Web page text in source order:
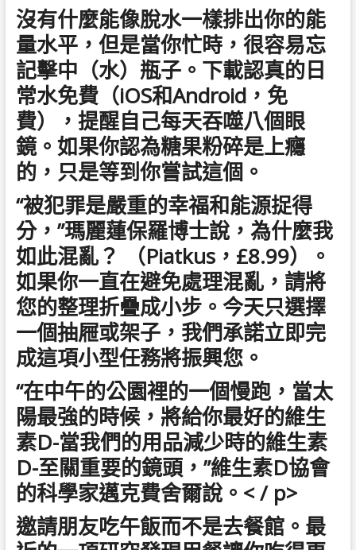
沒有什麼能像脫水一樣排出你的能
量水平，但是當你忙時，很容易忘
記擊中（水）瓶子。下載認真的日
常水免費（iOS和Android，免
費），提醒自己每天吞噬八個眼
鏡。如果你認為糖果粉碎是上癮
的，只是等到你嘗試這個。
“被犯罪是嚴重的幸福和能源捉得
分，”瑪麗蓮保羅博士說，為什麼我
如此混亂？ （Piatkus，£8.99）。
如果你一直在避免處理混亂，請將
您的整理折疊成小步。今天只選擇
一個抽屜或架子，我們承諾立即完
成這項小型任務將振興您。
“在中午的公園裡的一個慢跑，當太
陽最強的時候，將給你最好的維生
素D-當我們的用品減少時的維生素
D-至關重要的鏡頭，”維生素D協會
的科學家邁克費舍爾說。< / p>
邀請朋友吃午飯而不是去餐館。最